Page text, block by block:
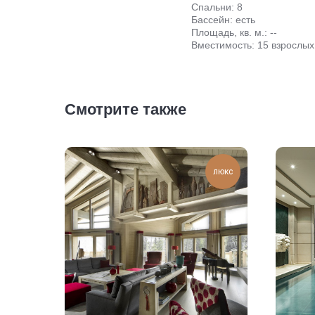
Спальни: 8
Бассейн: есть
Площадь, кв. м.: --
Вместимость: 15 взрослых
Смотрите также
люкс